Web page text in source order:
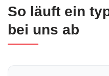
So läuft ein
bei uns ab